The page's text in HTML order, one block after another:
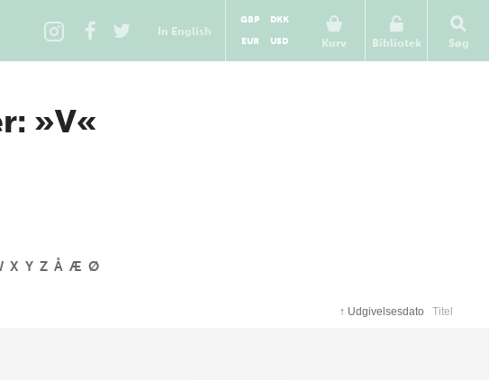
In English
Kurv
GBP
DKK
EUR
USD Bibliotek Søg
»V«
X Y Z Å Æ Ø
↑ Udgivelsesdato Titel